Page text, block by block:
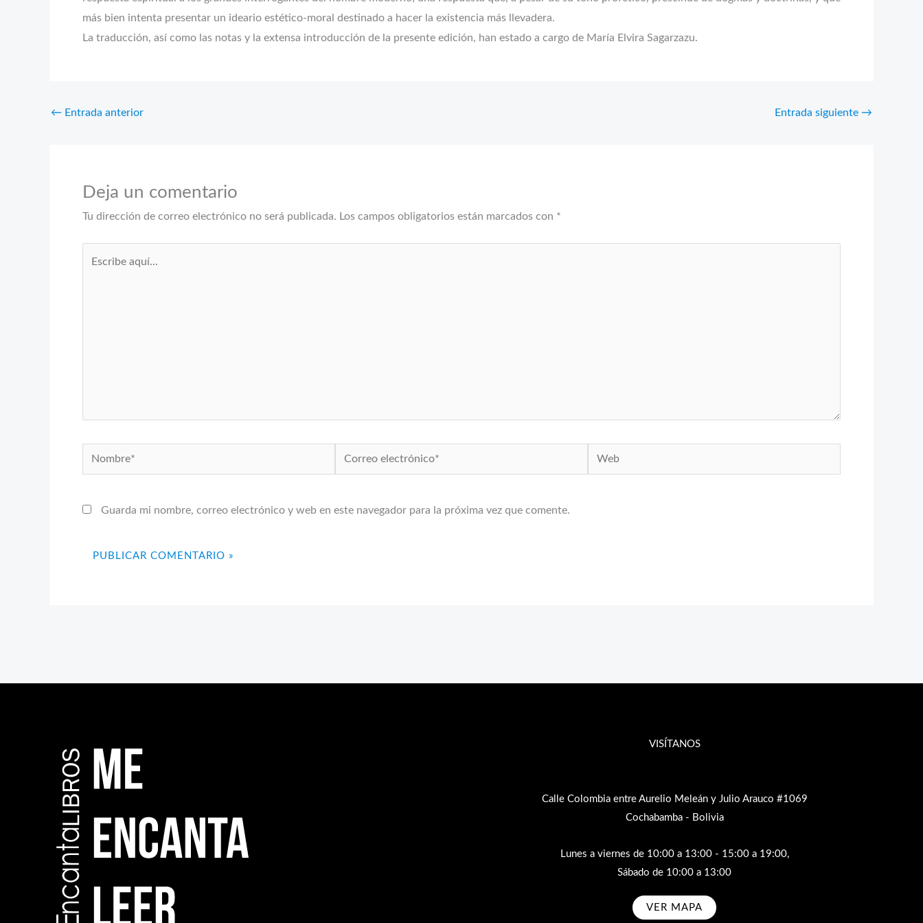
más bien intenta presentar un ideario estético-moral destinado a hacer la existencia más llevadera.
La traducción, así como las notas y la extensa introducción de la presente edición, han estado a cargo de María Elvira Sagarzazu.
← Entrada anterior Entrada siguiente →
Deja un comentario
Tu dirección de correo electrónico no será publicada. Los campos obligatorios están marcados con *
Nombre*
Correo
electrónico*
Web
Guarda mi nombre, correo electrónico y web en este navegador para la próxima vez que comente.
VISÍTANOS
Calle Colombia entre Aurelio Meleán y Julio Arauco #1069
Cochabamba - Bolivia
Lunes a viernes de 10:00 a 13:00 - 15:00 a 19:00,
Sábado de 10:00 a 13:00
VER MAPA